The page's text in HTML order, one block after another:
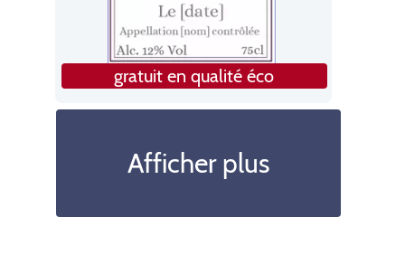
gratuit en qualité éco
Afficher plus